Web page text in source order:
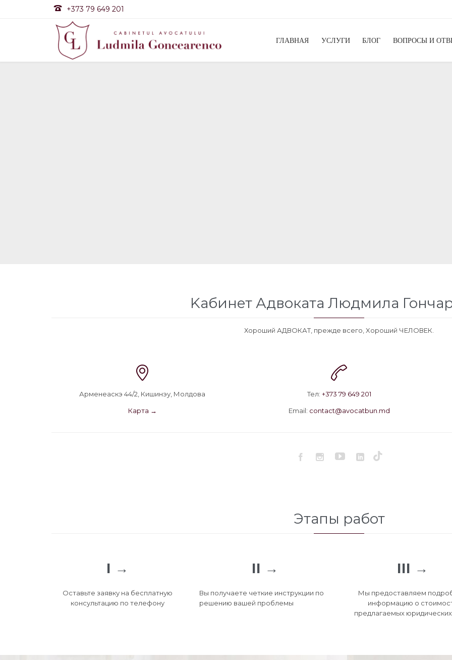
 +373 79 649 201
ГЛАВНАЯ УСЛУГИ БЛОГ ВОПРОСЫ И
Kабинет Адвоката Людмила
Хороший АДВОКАТ, прежде всего, Xороший ЧЕЛОВЕК.

Арменеаскэ 44/2, Кишинэу, Молдова
Карта →

Тел: +373 79 649 201
Email: contact@avocatbun.md
   
Этапы работ
I →
Оставьте заявку на бесплатную
консультацию по телефону
II →
Вы получаете четкие инструкции по
решению вашей проблемы
III →
Мы предоставляем
информацию о
предлагаемых юридических